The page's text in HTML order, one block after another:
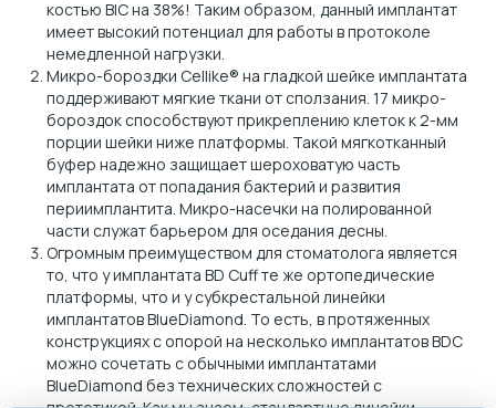
костью BIC на 38%! Таким образом, данный имплантат
имеет высокий потенциал для работы в протоколе
немедленной нагрузки.
Микро-бороздки Cellike® на гладкой шейке имплантата
поддерживают мягкие ткани от сползания. 17 микро-
бороздок способствуют прикреплению клеток к 2-мм
порции шейки ниже платформы. Такой мягкотканный
буфер надежно защищает шероховатую часть
имплантата от попадания бактерий и развития
периимплантита. Микро-насечки на полированной
части служат барьером для оседания десны.
Огромным преимуществом для стоматолога является
то, что у имплантата BD Cuff те же ортопедические
платформы, что и у субкрестальной линейки
имплантатов BlueDiamond. То есть, в протяженных
конструкциях с опорой на несколько имплантатов BDC
можно сочетать с обычными имплантатами
BlueDiamond без технических сложностей с